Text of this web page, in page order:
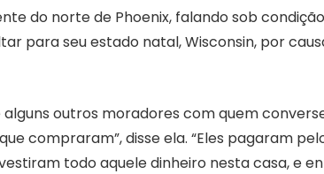
do norte de Phoenix, falando sob
para seu estado natal, Wisconsin, por
alguns outros moradores com quem
compraram”, disse ela. “Eles pagaram
todo aquele dinheiro nesta casa, e